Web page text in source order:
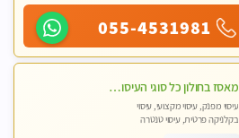
055-4531981
מאסז בחולון כל סוגי העיסויים מעסה מקצועית ואיכותית פרטי!!!
עיסוי מפנק, עיסוי מקצועי, עיסוי
בקלניקה פרטית, עיסוי טנטרה